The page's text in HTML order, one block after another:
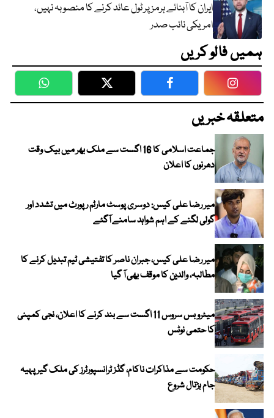
ایران کا آبنائے ہرمز پر ٹول عائد کرنے کا منصوبہ نہیں،
امریکی نائب صدر
ہمیں فالو کریں
WhatsApp Twitter Facebook
متعلقہ خبریں
جماعت اسلامی کا 16 اگست سے ملک بھر میں بیک وقت
دھرنوں کا اعلان
میر رضا علی کیس: دوسری پوسٹ مارٹم رپورٹ میں تشدد اور
گولی لگنے کے اہم شواہد سامنے آگئے
میر رضا علی کیس، جبران ناصر کا تفتیشی ٹیم تبدیل کرنے کا
مطالبہ، والدین کا موقف بھی آ گیا
میٹرو بس سروس 11 اگست سے بند کرنے کا اعلان، نجی کمپنی
کا حتمی نوٹس
حکومت سے مذاکرات ناکام، گڈز ٹرانسپورٹرز کی ملک گیر پہیہ
جام ہڑتال شروع